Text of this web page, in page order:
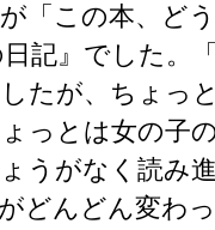
「この本、ど
記』でした。
たが、ちょっ
っとは女の子
うがなく読み
どんどん変わ